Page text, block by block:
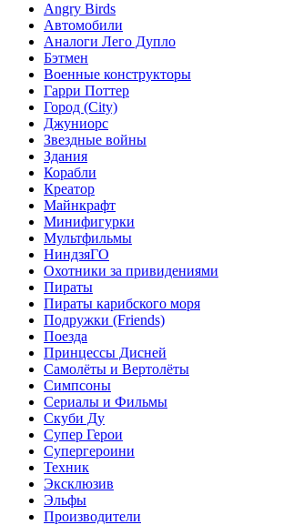
Angry Birds
Автомобили
Аналоги Лего Дупло
Бэтмен
Военные конструкторы
Гарри Поттер
Город (City)
Джуниорс
Звездные войны
Здания
Корабли
Креатор
Майнкрафт
Минифигурки
Мультфильмы
НиндзяГО
Охотники за привидениями
Пираты
Пираты карибского моря
Подружки (Friends)
Поезда
Принцессы Дисней
Самолёты и Вертолёты
Симпсоны
Сериалы и Фильмы
Скуби Ду
Супер Герои
Супергероини
Техник
Эксклюзив
Эльфы
Производители